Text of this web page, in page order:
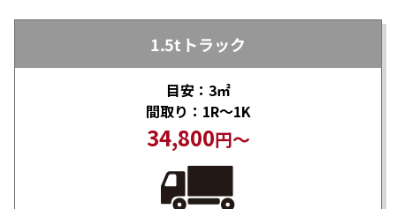
1.5tトラック
目安：3㎡
間取り：1R～1K
34,800円～